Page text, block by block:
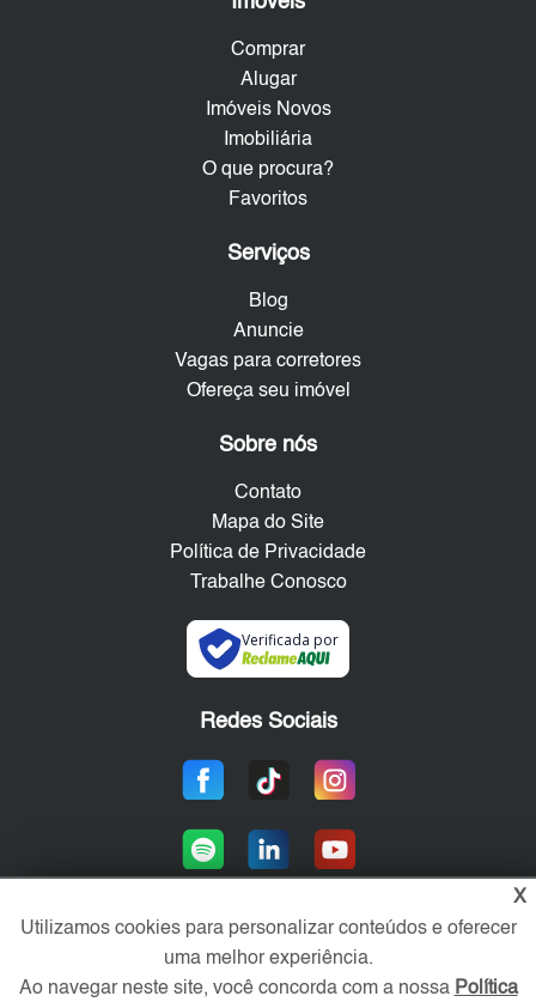
Comprar
Alugar
Imóveis Novos
Imobiliária
O que procura?
Favoritos
Serviços
Blog
Anuncie
Vagas para corretores
Ofereça seu imóvel
Sobre nós
Contato
Mapa do Site
Política de Privacidade
Trabalhe Conosco
Verificada por
Redes Sociais
Área exclusiva aos anunciantes,
acesse sua conta:
X
Utilizamos cookies para personalizar conteúdos e oferecer
uma melhor experiência.
Ao navegar neste site, você concorda com a nossa Política